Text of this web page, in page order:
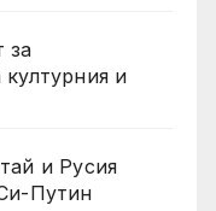
за
и
и Русия
Путин